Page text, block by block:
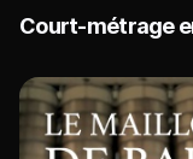
Court-métrage